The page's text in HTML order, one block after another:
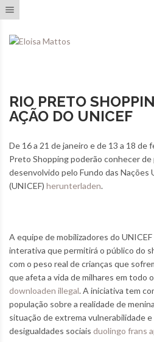
RIO PRETO
AÇÃO DO UNICEF
De 16 a 21 de janeiro e de 13 a 18 de
Preto Shopping poderão conhecer
desenvolvido pelo Fundo das Nações
(UNICEF) herunterladen.
A equipe de mobilizadores do UNICEF
interativa que permitirá o público do
com o peso real de crianças que
que afeta a vida de milhares em todo
downloaden illegal. A iniciativa tem
população sobre a realidade de
situação de extrema vulnerabilidade
desigualdades sociais duolingo frans